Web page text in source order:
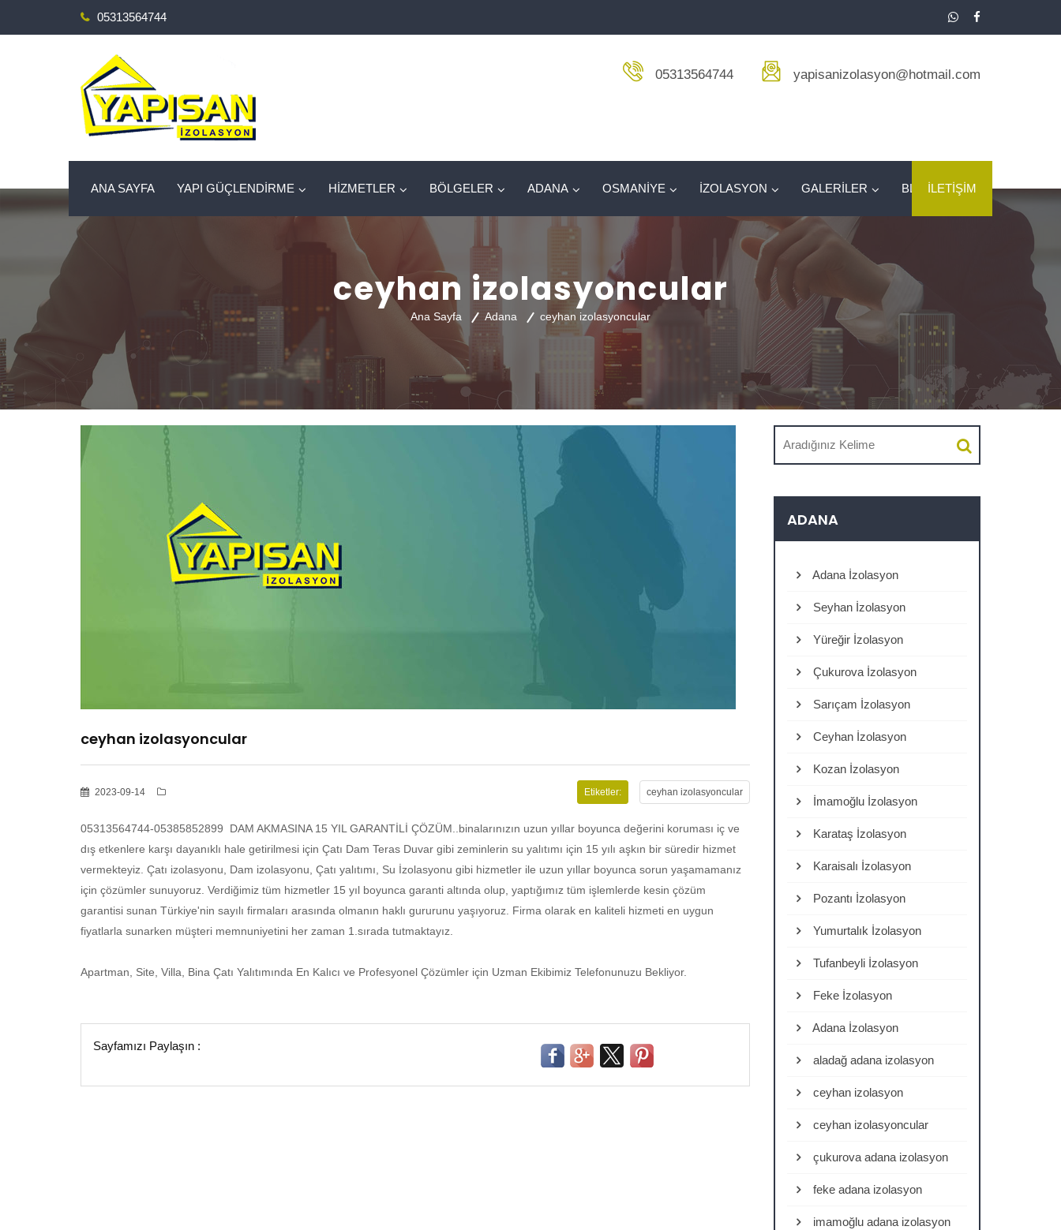
05313564744
05313564744 yapisanizolasyon@hotmail.com
ANA SAYFA YAPI GÜÇLENDİRME HİZMETLER BÖLGELER ADANA OSMANİYE İZOLASYON GALERİLER BLOGİLETİŞİM
ceyhan izolasyoncular
Ana Sayfa Adana ceyhan izolasyoncular
ceyhan izolasyoncular
2023-09-14 Etiketler: ceyhan izolasyoncular
05313564744-05385852899 DAM AKMASINA 15 YIL GARANTİLİ ÇÖZÜM..binalarınızın uzun yıllar boyunca değerini koruması iç ve
dış etkenlere karşı dayanıklı hale getirilmesi için Çatı Dam Teras Duvar gibi zeminlerin su yalıtımı için 15 yılı aşkın bir süredir hizmet
vermekteyiz. Çatı izolasyonu, Dam izolasyonu, Çatı yalıtımı, Su İzolasyonu gibi hizmetler ile uzun yıllar boyunca sorun yaşamamanız
için çözümler sunuyoruz. Verdiğimiz tüm hizmetler 15 yıl boyunca garanti altında olup, yaptığımız tüm işlemlerde kesin çözüm
garantisi sunan Türkiye'nin sayılı firmaları arasında olmanın haklı gururunu yaşıyoruz. Firma olarak en kaliteli hizmeti en uygun
fiyatlarla sunarken müşteri memnuniyetini her zaman 1.sırada tutmaktayız.
Apartman, Site, Villa, Bina Çatı Yalıtımında En Kalıcı ve Profesyonel Çözümler için Uzman Ekibimiz Telefonunuzu Bekliyor.
Sayfamızı Paylaşın :
ADANA
Adana İzolasyon
Seyhan İzolasyon
Yüreğir İzolasyon
Çukurova İzolasyon
Sarıçam İzolasyon
Ceyhan İzolasyon
Kozan İzolasyon
İmamoğlu İzolasyon
Karataş İzolasyon
Karaisalı İzolasyon
Pozantı İzolasyon
Yumurtalık İzolasyon
Tufanbeyli İzolasyon
Feke İzolasyon
Adana İzolasyon
aladağ adana izolasyon
ceyhan izolasyon
ceyhan izolasyoncular
çukurova adana izolasyon
feke adana izolasyon
imamoğlu adana izolasyon